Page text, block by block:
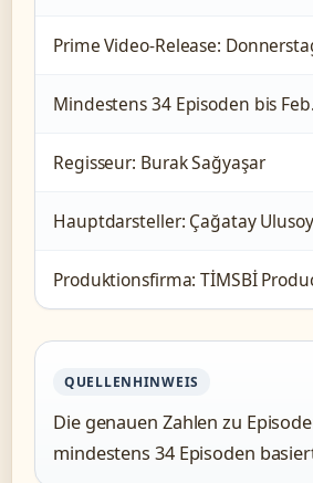
Prime Video-Release:
Mindestens 34 Episoden bis
Regisseur: Burak Sağyaşar
Hauptdarsteller: Çağatay
Produktionsfirma: TİMSBİ
QUELLENHINWEIS
Die genauen Zahlen zu
mindestens 34 Episoden